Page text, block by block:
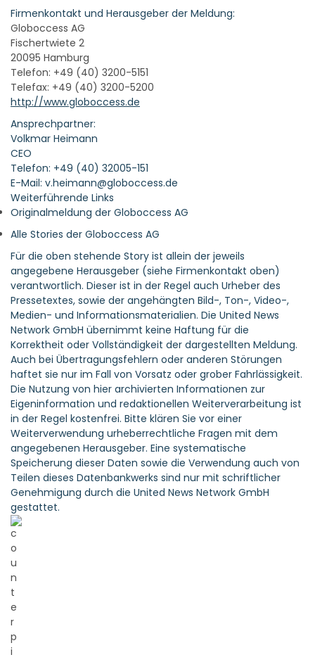
Firmenkontakt und Herausgeber der Meldung:
Globoccess AG
Fischertwiete 2
20095 Hamburg
Telefon: +49 (40) 3200-5151
Telefax: +49 (40) 3200-5200
http://www.globoccess.de
Ansprechpartner:
Volkmar Heimann
CEO
Telefon: +49 (40) 32005-151
E-Mail: v.heimann@globoccess.de
Weiterführende Links
Originalmeldung der Globoccess AG
Alle Stories der Globoccess AG
Für die oben stehende Story ist allein der jeweils
angegebene Herausgeber (siehe Firmenkontakt oben)
verantwortlich. Dieser ist in der Regel auch Urheber des
Pressetextes, sowie der angehängten Bild-, Ton-, Video-,
Medien- und Informationsmaterialien. Die United News
Network GmbH übernimmt keine Haftung für die
Korrektheit oder Vollständigkeit der dargestellten Meldung.
Auch bei Übertragungsfehlern oder anderen Störungen
haftet sie nur im Fall von Vorsatz oder grober Fahrlässigkeit.
Die Nutzung von hier archivierten Informationen zur
Eigeninformation und redaktionellen Weiterverarbeitung ist
in der Regel kostenfrei. Bitte klären Sie vor einer
Weiterverwendung urheberrechtliche Fragen mit dem
angegebenen Herausgeber. Eine systematische
Speicherung dieser Daten sowie die Verwendung auch von
Teilen dieses Datenbankwerks sind nur mit schriftlicher
Genehmigung durch die United News Network GmbH
gestattet.